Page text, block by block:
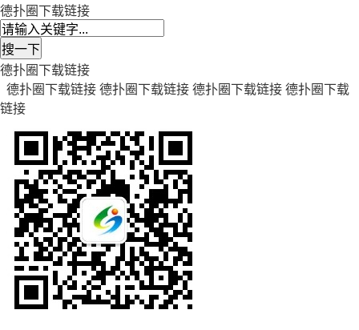
德扑圈下载链接
德扑圈下载链接
德扑圈下载链接 德扑圈下载链接 德扑圈下载链接 德扑圈下载
链接